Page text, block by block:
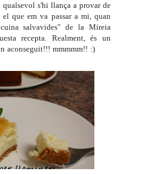
s'hi llança a provar de
que em va passar a mi, quan
salvavides" de la Mireia
recepta. Realment, és un
aconseguit!!! mmmmm!! :)